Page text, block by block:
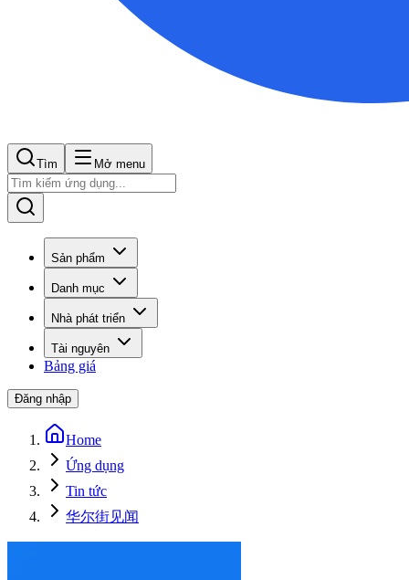
Tìm Mở menu
Sản phẩm
Danh mục
Nhà phát triển
Tài nguyên
Bảng giá
Đăng nhập
Home
Ứng dụng
Tin tức
华尔街见闻